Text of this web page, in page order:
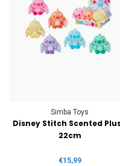
Simba Toys
Disney Stitch Scented
22cm
€15,99